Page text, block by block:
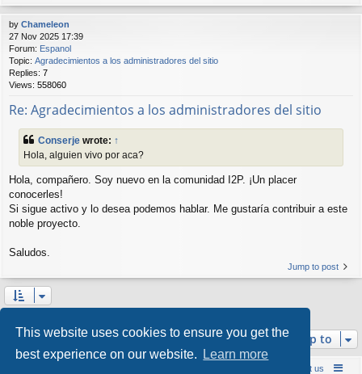
This website uses cookies to ensure you get the
best experience on our website.
Learn more
by Chameleon
27 Nov 2025 17:39
Forum: Espanol
Topic: Agradecimientos a los administradores del sitio
Replies: 7
Views: 558060
Re: Agradecimientos a los administradores del sitio
Conserje wrote: ↑
Hola, alguien vivo por aca?
Hola, compañero. Soy nuevo en la comunidad I2P. ¡Un placer
conocerles!
Si sigue activo y lo desea podemos hablar. Me gustaría contribuir a este
noble proyecto.
Saludos.
Jump to post
Search found 3 matches • Page1of1
Jump to
About us